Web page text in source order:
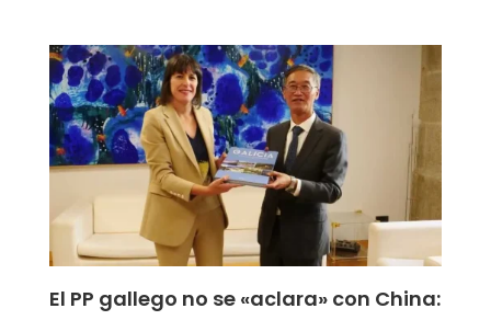
El PP gallego no se «aclara» con China: